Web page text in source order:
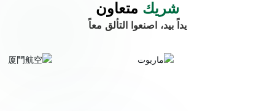
شريك متعاون
يداً بيد، اصنعوا التألق معاً